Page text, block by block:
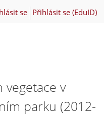
se Přihlásit se (EduID)
vegetace v
parku (2012-